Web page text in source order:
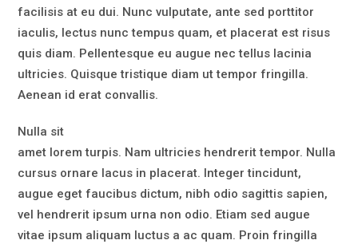
facilisis at eu dui. Nunc vulputate, ante sed porttitor
iaculis, lectus nunc tempus quam, et placerat est risus
quis diam. Pellentesque eu augue nec tellus lacinia
ultricies. Quisque tristique diam ut tempor fringilla.
Aenean id erat convallis.
Nulla sit
amet lorem turpis. Nam ultricies hendrerit tempor. Nulla
cursus ornare lacus in placerat. Integer tincidunt,
augue eget faucibus dictum, nibh odio sagittis sapien,
vel hendrerit ipsum urna non odio. Etiam sed augue
vitae ipsum aliquam luctus a ac quam. Proin fringilla